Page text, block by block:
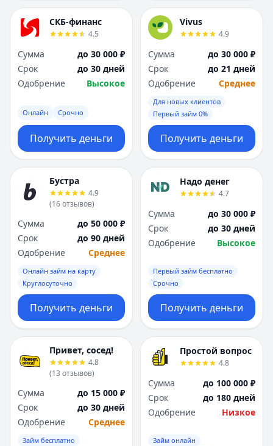
СКБ-финанс
4.5
Сумма
до 30 000 ₽
Срок
до 30 дней
Одобрение
Высокое
Онлайн Срочно
Получить деньги
Vivus
4.9
Сумма
до 30 000 ₽
Срок
до 21 дней
Одобрение
Среднее
Для новых клиентов
Первый займ 0%
Получить деньги
Бустра
4.9
(16отзывов)
Сумма
до 50 000 ₽
Срок
до 90 дней
Одобрение
Среднее
Онлайн займ на карту
Круглосуточно
Получить деньги
Надо денег
4.7
Сумма
до 30 000 ₽
Срок
до 30 дней
Одобрение
Высокое
Первый займ бесплатно
Срочно
Получить деньги
Привет, сосед!
4.8
(13 отзывов)
Сумма
до 15 000 ₽
Срок
до 30 дней
Одобрение
Среднее
Займ бесплатно
Простой вопрос
4.8
Сумма
до 100 000 ₽
Срок
до 180 дней
Одобрение
Низкое
Займ онлайн